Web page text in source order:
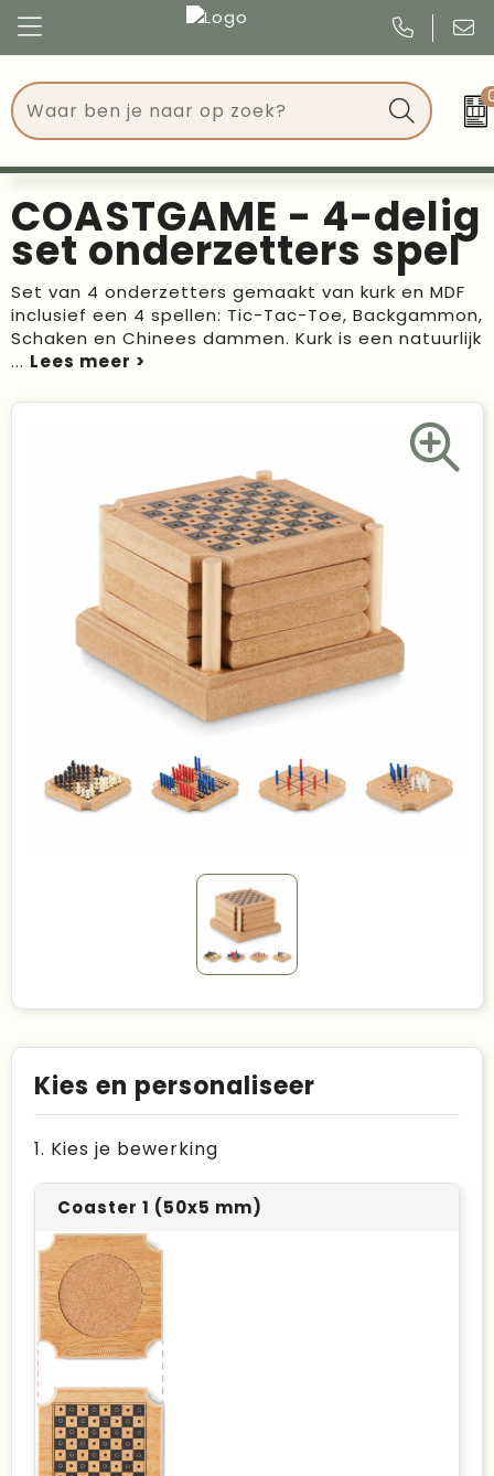
Tassen
Drinkwaren
Events
Give Aways
Schrijfwaren
Duurzame keuzes
Made in Europe
Recycled
Bestsellers
Congres
Events
Kerst
Verjaardagen
Voetbal, EK en WK
COASTGAME - 4-delig
set onderzetters spel
Set van 4 onderzetters gemaakt van kurk en MDF
inclusief een 4 spellen: Tic-Tac-Toe, Backgammon,
Schaken en Chinees dammen. Kurk is een natuurlijk
...
Kies en personaliseer
1. Kies je bewerking
Coaster 1 (50x5 mm)